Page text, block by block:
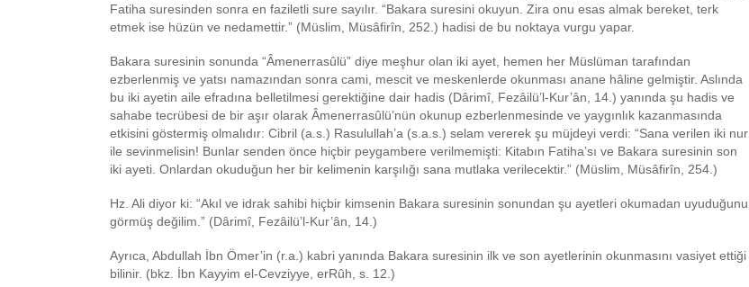
Fatiha suresinden sonra en faziletli sure sayılır. “Bakara suresini okuyun. Zira onu esas almak bereket, terk
etmek ise hüzün ve nedamettir.” (Müslim, Müsâfirîn, 252.) hadisi de bu noktaya vurgu yapar.
Bakara suresinin sonunda “Âmenerrasûlü” diye meşhur olan iki ayet, hemen her Müslüman tarafından
ezberlenmiş ve yatsı namazından sonra cami, mescit ve meskenlerde okunması anane hâline gelmiştir. Aslında
bu iki ayetin aile efradına belletilmesi gerektiğine dair hadis (Dârimî, Fezâilü’l-Kur’ân, 14.) yanında şu hadis ve
sahabe tecrübesi de bir aşır olarak Âmenerrasûlü’nün okunup ezberlenmesinde ve yaygınlık kazanmasında
etkisini göstermiş olmalıdır: Cibril (a.s.) Rasulullah’a (s.a.s.) selam vererek şu müjdeyi verdi: “Sana verilen iki nur
ile sevinmelisin! Bunlar senden önce hiçbir peygambere verilmemişti: Kitabın Fatiha’sı ve Bakara suresinin son
iki ayeti. Onlardan okuduğun her bir kelimenin karşılığı sana mutlaka verilecektir.” (Müslim, Müsâfirîn, 254.)
Hz. Ali diyor ki: “Akıl ve idrak sahibi hiçbir kimsenin Bakara suresinin sonundan şu ayetleri okumadan uyuduğunu
görmüş değilim.” (Dârimî, Fezâilü’l-Kur’ân, 14.)
Ayrıca, Abdullah İbn Ömer’in (r.a.) kabri yanında Bakara suresinin ilk ve son ayetlerinin okunmasını vasiyet ettiği
bilinir. (bkz. İbn Kayyim el-Cevziyye, erRûh, s. 12.)